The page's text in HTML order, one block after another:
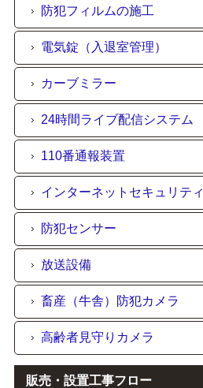
防犯フィルムの施工
電気錠（入退室管理）
カーブミラー
24時間ライブ配信システム
110番通報装置
インターネットセキュリティ
防犯センサー
放送設備
畜産（牛舎）防犯カメラ
高齢者見守りカメラ
販売・設置工事フロー